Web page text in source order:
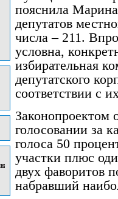
пояснила
депутатов
числа – 211.
условна,
избирательная
депутатского
соответствии с
Законопроектом
голосовании за
голоса 50
участки плюс
двух фаворитов
набравший